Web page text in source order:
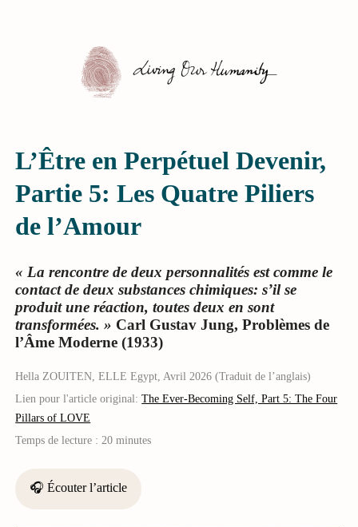
L’Être en Perpétuel Devenir,
Partie 5: Les Quatre Piliers
de l’Amour
« La rencontre de deux personnalités est comme le
contact de deux substances chimiques: s’il se
produit une réaction, toutes deux en sont
transformées. » Carl Gustav Jung, Problèmes de
l’Âme Moderne (1933)
Hella ZOUITEN, ELLE Egypt, Avril 2026 (Traduit de l’anglais)
Lien pour l'article original:The Ever-Becoming Self, Part 5: The Four
Pillars of LOVE
Temps de lecture : 20 minutes
🎧 Écouter l’article